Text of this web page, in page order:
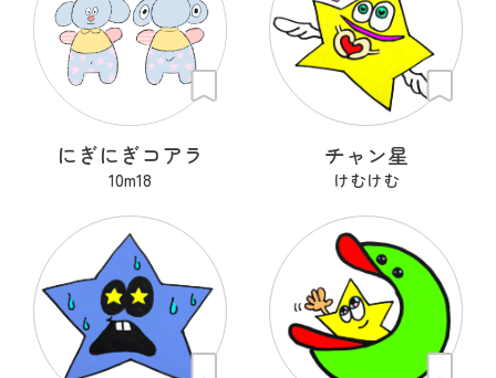
にぎにぎコアラ
10m18
チャン星
けむけむ